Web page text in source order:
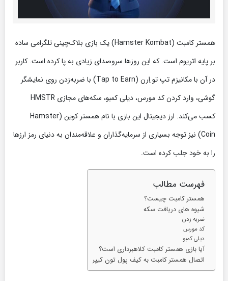
همستر کامبت (Hamster Kombat) یک بازی بلاک‌چینی تلگرامی ساده
بر پایه اتریوم است. که این روزها سروصدای زیادی به پا کرده است. کاربر
در آن با مکانیزم تپ تو اِرن (Tap to Earn) با ضربه‌زدن روی نمایشگر
گوشی، وارد کردن کد مورس، دیلی کمبو، سکه‌های مجازی HMSTR
کسب می‌کند. ارز دیجیتال این بازی با نام همستر کوین (Hamster
Coin) نیز توجه بسیاری از سرمایه‌گذاران و علاقه‌مندان به دنیای رمز ارزها
را به خود جلب کرده است.
فهرست مطالب
همستر کامبت چیست؟
شیوه های دریافت سکه
ضربه زدن
کد مورس
دیلی کمبو
آیا بازی همستر کامبت کلاهبرداری است؟
اتصال همستر کامبت به کیف پول تون کیپر